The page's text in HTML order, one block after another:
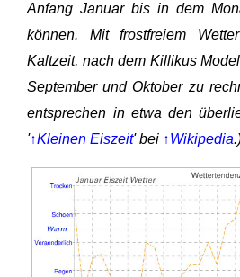
Anfang Januar bis in dem
können. Mit frostfreiem
Kaltzeit, nach dem Killikus
September und Oktober zu
entsprechen in etwa den
'↑Kleinen Eiszeit' bei ↑Wikipedia